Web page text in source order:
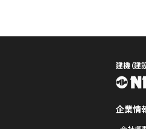
建機（建
企業情